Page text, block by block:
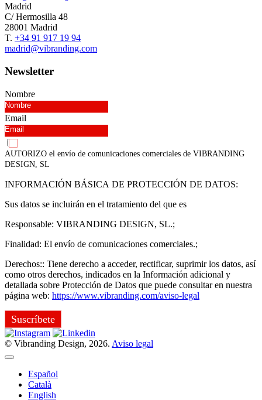
Madrid
C/ Hermosilla 48
28001 Madrid
T. +34 91 917 19 94
madrid@vibranding.com
Newsletter
Nombre
Email
AUTORIZO el envío de comunicaciones comerciales de VIBRANDING
DESIGN, SL
INFORMACIÓN BÁSICA DE PROTECCIÓN DE DATOS:
Sus datos se incluirán en el tratamiento del que es
Responsable: VIBRANDING DESIGN, SL.;
Finalidad: El envío de comunicaciones comerciales.;
Derechos:: Tiene derecho a acceder, rectificar, suprimir los datos, así
como otros derechos, indicados en la Información adicional y
detallada sobre Protección de Datos que puede consultar en nuestra
página web: https://www.vibranding.com/aviso-legal
Suscríbete
© Vibranding Design, 2026. Aviso legal
Español
Català
English